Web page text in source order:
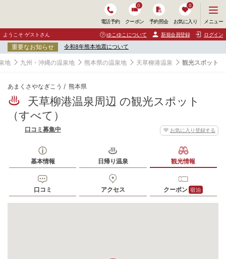
電話予約 クーポン
0
予約照会 お気に入り
0
ニ
ュ
ー
開
く
メニュー
ようこそ ゲストさん ゆこゆこについて 新規会員登録 ログイン
重要なお知らせ 令和8年熊本地震について
地 九州・沖縄の温泉地 熊本県の温泉地 天草柳港温泉 観光スポット
あまくさやなぎこう 熊本県
天草柳港温泉周辺 の観光スポット
（すべて）
お気に入り登録する
口コミ募集中
基本情報 日帰り温泉 観光情報
口コミ アクセス クーポン 宿泊